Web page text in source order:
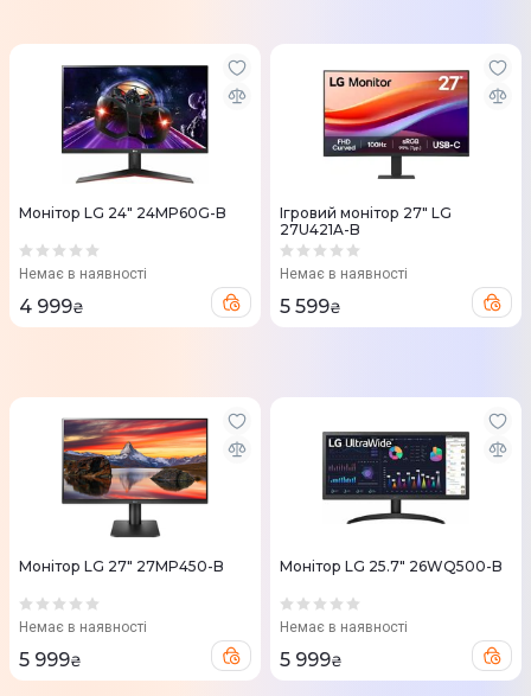
Монітор LG 24" 24MP60G-B
Немає в наявності
4 999₴
Ігровий монітор 27" LG
27U421A-B
Немає в наявності
5 599₴
Монітор LG 27" 27MP450-B
Немає в наявності
5 999₴
Монітор LG 25.7" 26WQ500-B
Немає в наявності
5 999₴